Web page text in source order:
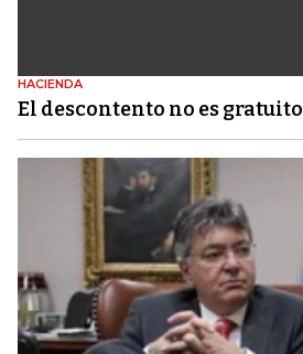
HACIENDA
El descontento no es gratuito